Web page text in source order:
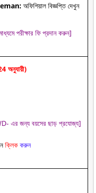
অফিশিয়াল বিজ্ঞপ্তি দেখুন
পরীক্ষার ফি প্রদান করুন]
অনুযায়ী)
এর জন্য বয়সের ছাড় প্রযোজ্য]
ক্লিককরুন